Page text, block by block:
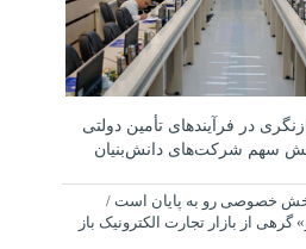
در فرآیندهای تأمین دولتی
سهم شرکت‌های دانش‌بنیان
خصوصی رو به پایان است /
گرهی از بازار تجارت الکترونیک باز